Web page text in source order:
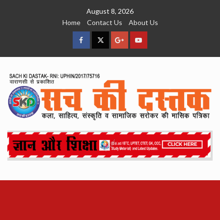
August 8, 2026
Home
Contact Us About Us
facebookTwitterGoogleYouTube